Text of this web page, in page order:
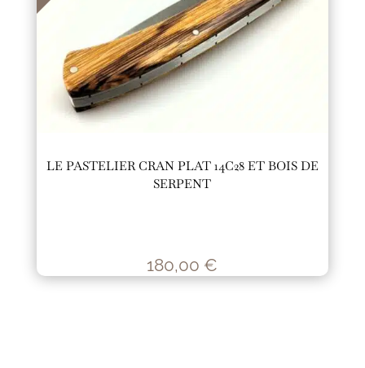
LE PASTELIER CRAN PLAT 14C28 ET BOIS DE
SERPENT
180,00 €